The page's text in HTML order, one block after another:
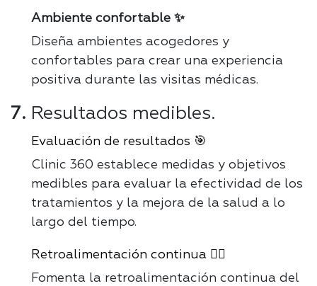
Ambiente confortable ✨
Diseña ambientes acogedores y
confortables para crear una experiencia
positiva durante las visitas médicas.
Resultados medibles.
Evaluación de resultados 🎯
Clinic 360 establece medidas y objetivos
medibles para evaluar la efectividad de los
tratamientos y la mejora de la salud a lo
largo del tiempo.
Retroalimentación continua ✍🏻
Fomenta la retroalimentación continua del